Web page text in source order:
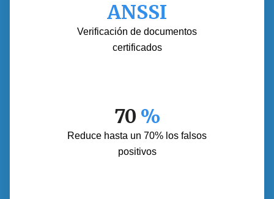
ANSSI
Verificación de documentos
certificados
70 %
Reduce hasta un 70% los falsos
positivos